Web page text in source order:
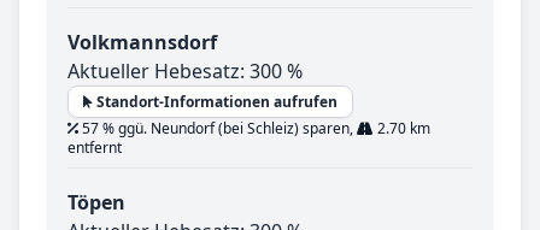
Volkmannsdorf
Aktueller Hebesatz: 300 %
Standort-Informationen aufrufen
57 % ggü. Neundorf (bei Schleiz) sparen,
2.70 km
entfernt
Töpen